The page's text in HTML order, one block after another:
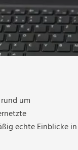
um
echte Einblicke